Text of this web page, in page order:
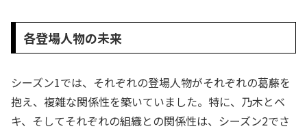
各登場人物の未来
シーズン1では、それぞれの登場人物がそれぞれの葛藤を
抱え、複雑な関係性を築いていました。特に、乃木とベ
キ、そしてそれぞれの組織との関係性は、シーズン2でさ